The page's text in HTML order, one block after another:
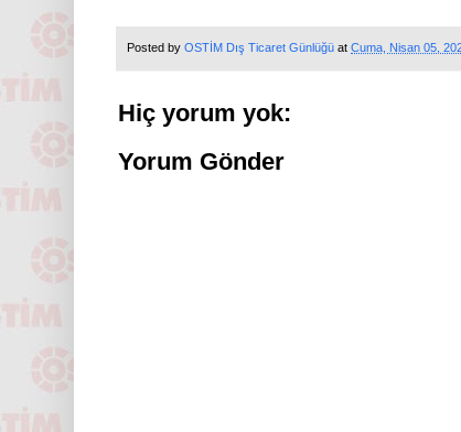
Posted by OSTİM Dış Ticaret Günlüğü at Cuma, Nisan 05,
Hiç yorum yok:
Yorum Gönder